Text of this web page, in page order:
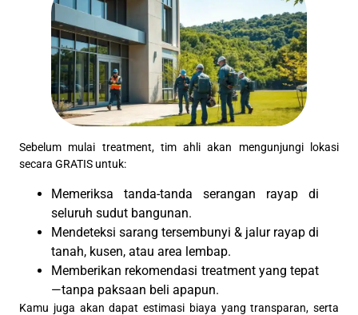
Sebelum mulai treatment, tim ahli akan mengunjungi lokasi
secara GRATIS untuk:
Memeriksa tanda-tanda serangan rayap di
seluruh sudut bangunan.
Mendeteksi sarang tersembunyi & jalur rayap di
tanah, kusen, atau area lembap.
Memberikan rekomendasi treatment yang tepat
—tanpa paksaan beli apapun.
Kamu juga akan dapat estimasi biaya yang transparan, serta